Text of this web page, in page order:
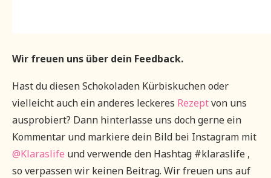
Wir freuen uns über dein Feedback.
Hast du diesen Schokoladen Kürbiskuchen oder
vielleicht auch ein anderes leckeres Rezeptvon uns
ausprobiert? Dann hinterlasse uns doch gerne ein
Kommentar und markiere dein Bild bei Instagram mit
@Klaraslife und verwende den Hashtag #klaraslife ,
so verpassen wir keinen Beitrag. Wir freuen uns auf